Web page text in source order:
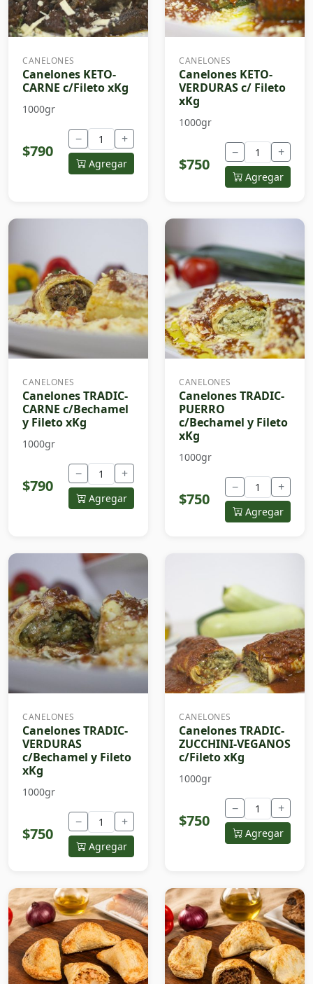
CANELONES
Canelones KETO-
CARNE c/Fileto xKg
1000gr
$790
− +
Agregar
CANELONES
Canelones KETO-
VERDURAS c/ Fileto
xKg
1000gr
$750
− +
Agregar
CANELONES
Canelones TRADIC-
CARNE c/Bechamel
y Fileto xKg
1000gr
$790
− +
Agregar
CANELONES
Canelones TRADIC-
PUERRO
c/Bechamel y Fileto
xKg
1000gr
$750
− +
Agregar
CANELONES
Canelones TRADIC-
VERDURAS
c/Bechamel y Fileto
xKg
1000gr
$750
− +
Agregar
CANELONES
Canelones TRADIC-
ZUCCHINI-VEGANOS
c/Fileto xKg
1000gr
$750
− +
Agregar